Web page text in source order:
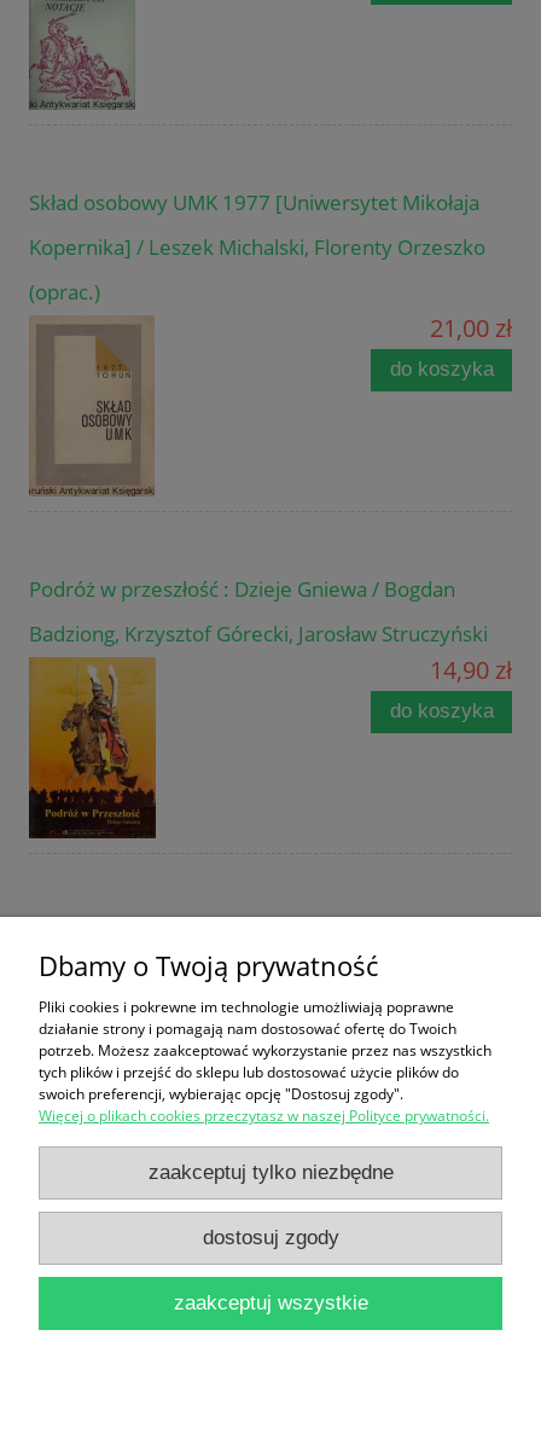
Skład osobowy UMK 1977 [Uniwersytet Mikołaja
Kopernika] / Leszek Michalski, Florenty Orzeszko
(oprac.)
21,00 zł
do koszyka
Podróż w przeszłość : Dzieje Gniewa / Bogdan
Badziong, Krzysztof Górecki, Jarosław Struczyński
14,90 zł
do koszyka
Sczaniecki, Jan Wąsicki (red.)
37,90 zł
do koszyka
Róże miniaturowe, pienne : Do ogródka i do
wazonu / Helena Wiśniewska-Grzeszkiewicz
Dbamy o Twoją prywatność
Pliki cookies i pokrewne im technologie umożliwiają poprawne
działanie strony i pomagają nam dostosować ofertę do Twoich
potrzeb. Możesz zaakceptować wykorzystanie przez nas wszystkich
tych plików i przejść do sklepu lub dostosować użycie plików do
swoich preferencji, wybierając opcję "Dostosuj zgody".
Więcej o plikach cookies przeczytasz w naszej Polityce prywatności.
zaakceptuj tylko niezbędne
dostosuj zgody
zaakceptuj wszystkie